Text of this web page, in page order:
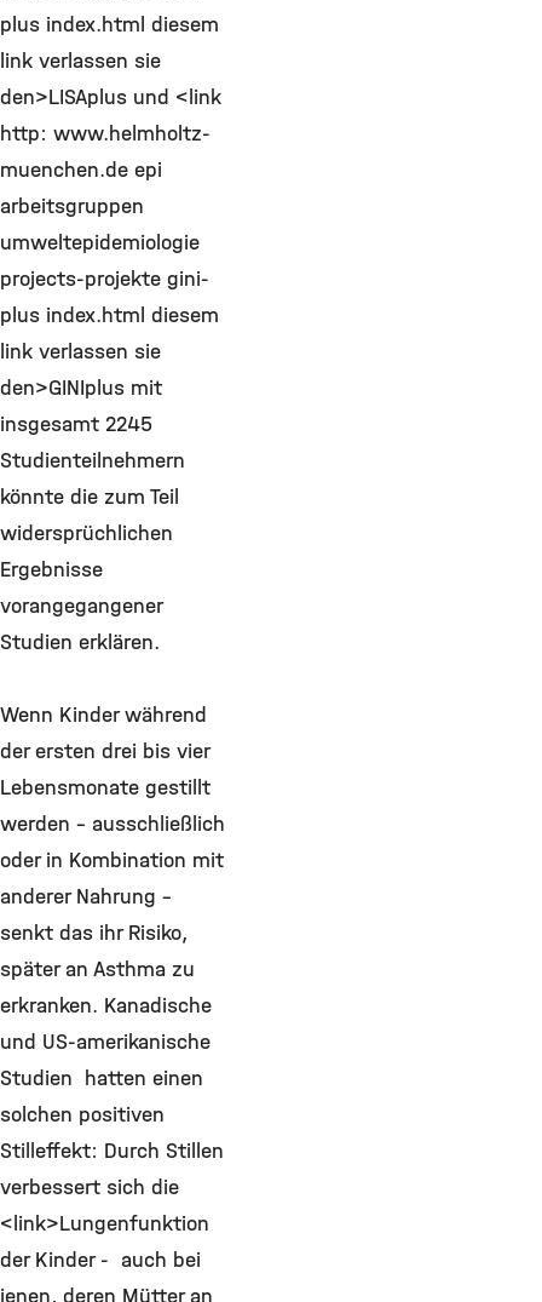
plus index.html diesem
link verlassen sie
den>LISAplus und <link
http: www.helmholtz-
muenchen.de epi
arbeitsgruppen
umweltepidemiologie
projects-projekte gini-
plus index.html diesem
link verlassen sie
den>GINIplus mit
insgesamt 2245
Studienteilnehmern
könnte die zum Teil
widersprüchlichen
Ergebnisse
vorangegangener
Studien erklären.
Wenn Kinder während
der ersten drei bis vier
Lebensmonate gestillt
werden – ausschließlich
oder in Kombination mit
anderer Nahrung –
senkt das ihr Risiko,
später an Asthma zu
erkranken. Kanadische
und US-amerikanische
Studien hatten einen
solchen positiven
Stilleffekt: Durch Stillen
verbessert sich die
<link>Lungenfunktion
der Kinder - auch bei
jenen, deren Mütter an